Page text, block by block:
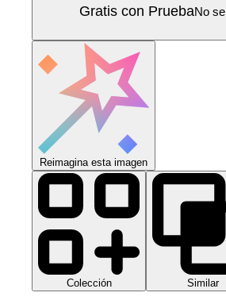
Gratis con PruebaNo
Reimagina esta imagen
Colección Similar